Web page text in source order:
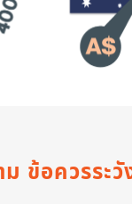
ข้อควรระวั